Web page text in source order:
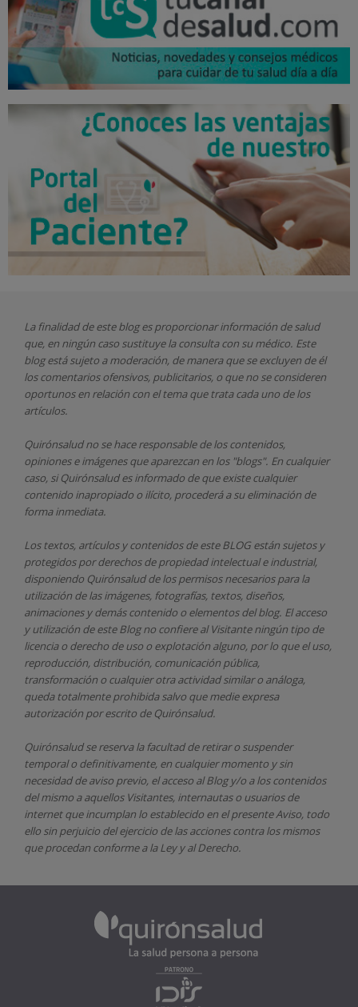
La finalidad de este blog es proporcionar información de salud
que, en ningún caso sustituye la consulta con su médico. Este
blog está sujeto a moderación, de manera que se excluyen de él
los comentarios ofensivos, publicitarios, o que no se consideren
oportunos en relación con el tema que trata cada uno de los
artículos.
Quirónsaludno se hace responsable de los contenidos,
opiniones e imágenes que aparezcan en los "blogs". En cualquier
caso, si Quirónsaludes informado de que existe cualquier
contenido inapropiado o ilícito, procederá a su eliminación de
forma inmediata.
Los textos, artículos y contenidos de este BLOG están sujetos y
protegidos por derechos de propiedad intelectual e industrial,
disponiendo Quirónsaludde los permisos necesarios para la
utilización de las imágenes, fotografías, textos, diseños,
animaciones y demás contenido o elementos del blog. El acceso
y utilización de este Blog no confiere al Visitante ningún tipo de
licencia o derecho de uso o explotación alguno, por lo que el uso,
reproducción, distribución, comunicación pública,
transformación o cualquier otra actividad similar o análoga,
queda totalmente prohibida salvo que medie expresa
autorización por escrito de Quirónsalud.
Quirónsaludse reserva la facultad de retirar o suspender
temporal o definitivamente, en cualquier momento y sin
necesidad de aviso previo, el acceso al Blog y/o a los contenidos
del mismo a aquellos Visitantes, internautas o usuarios de
internet que incumplan lo establecido en el presente Aviso, todo
ello sin perjuicio del ejercicio de las acciones contra los mismos
que procedan conforme a la Ley y al Derecho.